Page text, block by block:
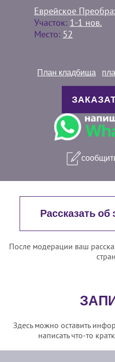
Еврейское
Участок: 1-1 нов.
Место: 52
План кладбища
Рассказать
После модерации ваш
Здесь можно оставить
написать что-то